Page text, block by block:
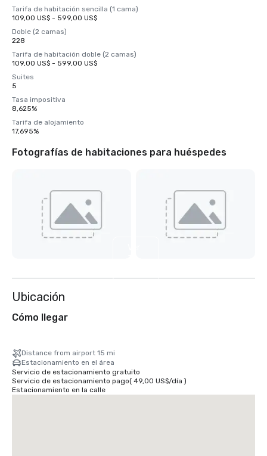
Tarifa de habitación sencilla (1 cama)
109,00 US$ - 599,00 US$
Doble (2 camas)
228
Tarifa de habitación doble (2 camas)
109,00 US$ - 599,00 US$
Suites
5
Tasa impositiva
8,625%
Tarifa de alojamiento
17,695%
Fotografías de habitaciones para huéspedes
Ubicación
Cómo llegar
Distance from airport 15 mi
Estacionamiento en el área
Servicio de estacionamiento gratuito
Servicio de estacionamiento pago( 49,00 US$/día )
Estacionamiento en la calle